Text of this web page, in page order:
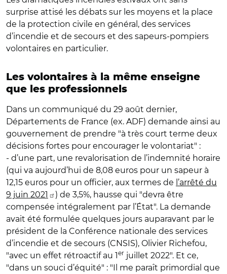
surprise attisé les débats sur les moyens et la place
de la protection civile en général, des services
d’incendie et de secours et des sapeurs-pompiers
volontaires en particulier.
Les volontaires à la même enseigne
que les professionnels
Dans un communiqué du 29 août dernier,
Départements de France (ex. ADF) demande ainsi au
gouvernement de prendre "à très court terme deux
décisions fortes pour encourager le volontariat" :
- d’une part, une revalorisation de l’indemnité horaire
(qui va aujourd’hui de 8,08 euros pour un sapeur à
12,15 euros pour un officier, aux termes de l’arrêté du
9 juin 2021
) de 3,5%, hausse qui "devra être
compensée intégralement par l’État". La demande
avait été formulée quelques jours auparavant par le
président de la Conférence nationale des services
d’incendie et de secours (CNSIS), Olivier Richefou,
"avec un effet rétroactif au 1er juillet 2022". Et ce,
"dans un souci d’équité" : "Il me paraît primordial que